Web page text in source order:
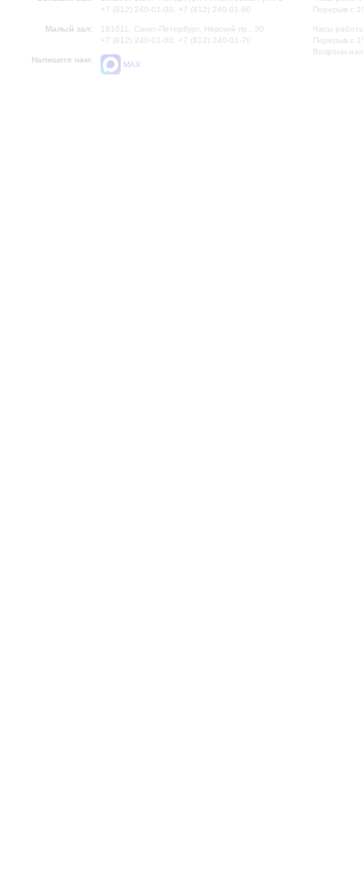
+7 (812) 240-01-00, +7 (812) 240-01-80
Малый зал:
191011, Санкт-Петербург, Невский пр., 30
+7 (812) 240-01-00, +7 (812) 240-01-70
Напишите нам:
MAX
Перерыв с
Часы
Перерыв с
Вопросы